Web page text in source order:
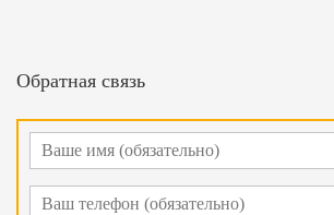
Обратная связь